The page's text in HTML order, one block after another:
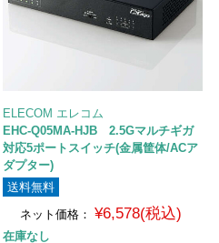
ELECOM エレコム
EHC-Q05MA-HJB 2.5Gマルチギガ
対応5ポートスイッチ(金属筐体/ACア
ダプター)
送料無料
ネット価格： ¥6,578(税込)
在庫なし